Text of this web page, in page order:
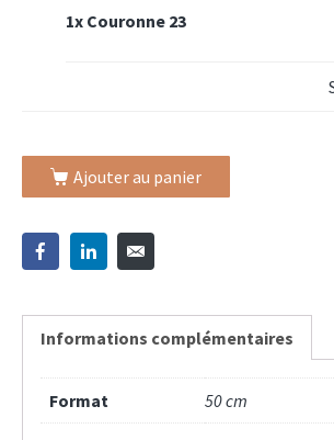
1x Couronne 23
Ajouter au panier
Informations complémentaires
Format 50 cm